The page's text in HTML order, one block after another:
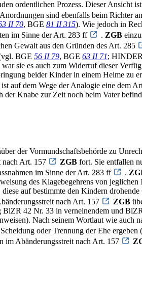
ordentlichen Prozess. Dieser Ansicht
sind ebenfalls beim Richter
II 70, BGE 81 II 315). Wie jedoch in
im Sinne der Art. 283 ff
. ZGB
Gewalt aus den Gründen des Art. 285
BGE 56 II 79, BGE 63 II 71;
sie es auch zum Widerruf dieser
beider Kinder in einem Heime zu
auf dem Wege der Analogie eine dem
der Knabe zur Zeit noch beim Vater
der Vormundschaftsbehörde zu
nach Art. 157
ZGB fort. Sie entfallen
im Sinne der Art. 283 ff
.
des Klagebegehrens von jeglichen
auf bestimmte den Kindern
nach Art. 157 ZGB
BlZR 42 Nr. 33 in verneinendem und
Nach seinem Wortlaut wie auch
oder Trennung der Ehe
im Abänderungsstreit nach Art. 157